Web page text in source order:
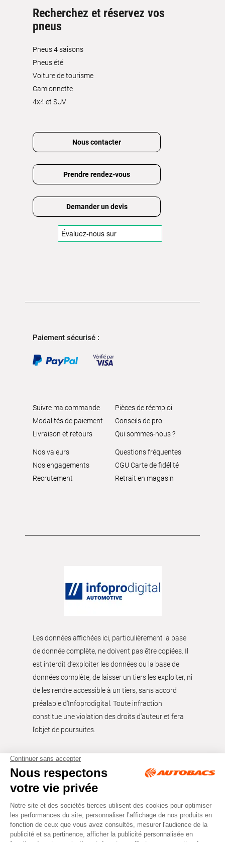
Recherchez et réservez vos
pneus
Pneus 4 saisons
Pneus été
Voiture de tourisme
Camionnette
4x4 et SUV
Nous contacter
Prendre rendez-vous
Demander un devis
Paiement sécurisé :
Suivre ma commande
Modalités de paiement
Livraison et retours
Pièces de réemploi
Conseils de pro
Qui sommes-nous ?
Nos valeurs
Nos engagements
Recrutement
Questions fréquentes
CGU Carte de fidélité
Retrait en magasin
Les données affichées ici, particulièrement la base
de donnée complète, ne doivent pas être copiées. Il
est interdit d’exploiter les données ou la base de
données complète, de laisser un tiers les exploiter, ni
de les rendre accessible à un tiers, sans accord
préalable d'Infoprodigital. Toute infraction
constitue une violation des droits d’auteur et fera
l’objet de poursuites.
Tous droits réservés © Autobacs